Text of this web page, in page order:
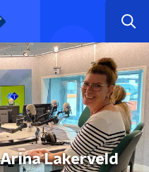
Lakerveld